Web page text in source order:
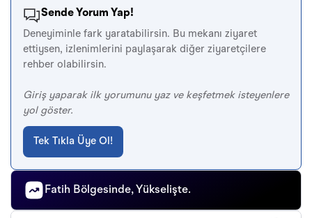
Sende Yorum Yap!
Deneyiminle fark yaratabilirsin. Bu mekanı ziyaret
ettiysen, izlenimlerini paylaşarak diğer ziyaretçilere
rehber olabilirsin.
Giriş yaparak ilk yorumunu yaz ve keşfetmek isteyenlere
yol göster.
Tek Tıkla Üye Ol!
Fatih Bölgesinde, Yükselişte.